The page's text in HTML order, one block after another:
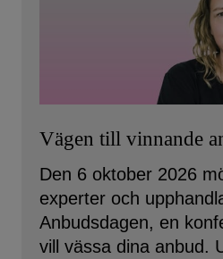
Vägen till vinnande
Den 6 oktober 2026
experter och
Anbudsdagen, en
vill vässa dina anbud.